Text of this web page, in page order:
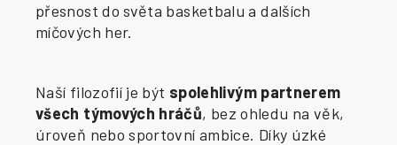
přesnost do světa basketbalu a dalších
míčových her.
Naší filozofií je být spolehlivým partnerem
všech týmových hráčů, bez ohledu na věk,
úroveň nebo sportovní ambice. Díky úzké